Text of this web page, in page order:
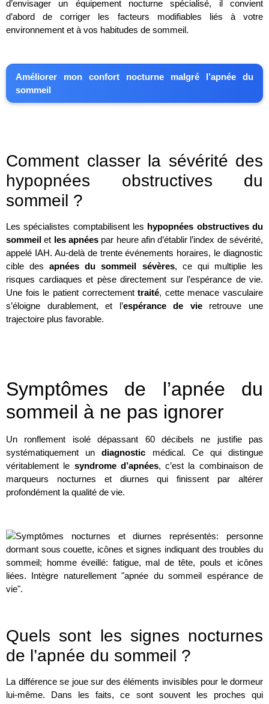
d’envisager un équipement nocturne spécialisé, il convient
d’abord de corriger les facteurs modifiables liés à votre
environnement et à vos habitudes de sommeil.
Améliorer mon confort nocturne malgré l’apnée du
sommeil
Comment classer la sévérité des
hypopnées obstructives du
sommeil ?
Les spécialistes comptabilisent les hypopnées obstructives du
sommeil et les apnées par heure afin d’établir l’index de sévérité,
appelé IAH. Au-delà de trente événements horaires, le diagnostic
cible desapnées du sommeil sévères, ce qui multiplie les
risques cardiaques et pèse directement sur l’espérance de vie.
Une fois le patient correctementtraité, cette menace vasculaire
s’éloigne durablement, et l’espérance de vieretrouve une
trajectoire plus favorable.
Symptômes de l’apnée du
sommeil à ne pas ignorer
Un ronflement isolé dépassant 60 décibels ne justifie pas
systématiquement undiagnostic médical. Ce qui distingue
véritablement le syndrome d’apnées, c’est la combinaison de
marqueurs nocturnes et diurnes qui finissent par altérer
profondément la qualité de vie.
Quels sont les signes nocturnes
de l’apnée du sommeil ?
La différence se joue sur des éléments invisibles pour le dormeur
lui-même. Dans les faits, ce sont souvent les proches qui